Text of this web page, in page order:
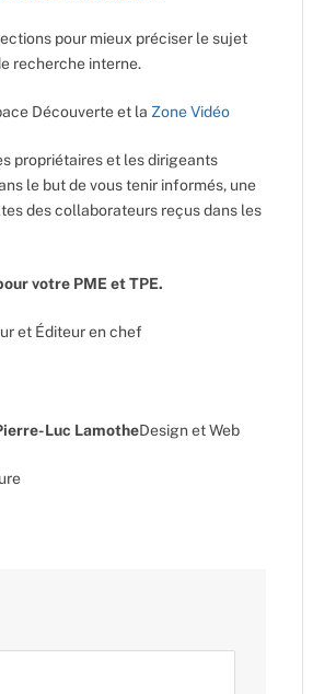
pour mieux préciser le sujet
recherche interne.
Découverte et la Zone Vidéo
propriétaires et les dirigeants
le but de vous tenir informés, une
des collaborateurs reçus dans les
votre PME et TPE.
et Éditeur en chef
Luc LamotheDesign et Web